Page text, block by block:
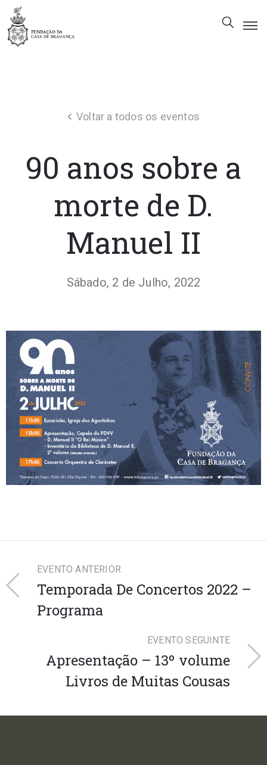
Galeria
Visitas
+351
214
416
068
fcbraganca@fcbraganca.pt
Voltar a todos os eventos
90 anos sobre a
morte de D.
Manuel II
Sábado, 2 de Julho, 2022
EVENTO ANTERIOR
Temporada De Concertos 2022 –
Programa
EVENTO SEGUINTE
Apresentação – 13º volume
Livros de Muitas Cousas